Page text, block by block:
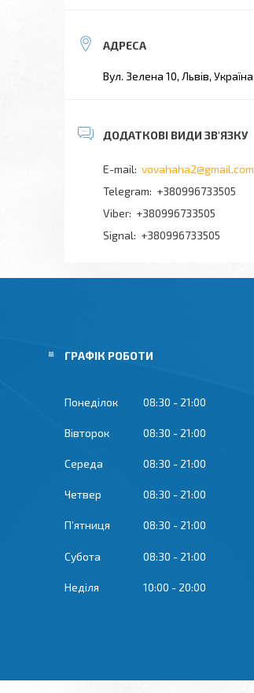
Вул. Зелена 10, Львів, Україна
vovahaha2@gmail.com
+380996733505
+380996733505
Signal
+380996733505
ГРАФІК РОБОТИ
Понеділок 08:30 21:00
Вівторок 08:30 21:00
Середа 08:30 21:00
Четвер 08:30 21:00
Пʼятниця 08:30 21:00
Субота 08:30 21:00
Неділя 10:00 20:00